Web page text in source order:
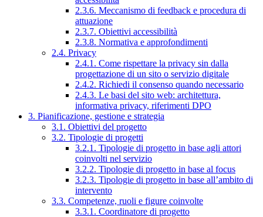
2.3.6. Meccanismo di feedback e procedura di
attuazione
2.3.7. Obiettivi accessibilità
2.3.8. Normativa e approfondimenti
2.4. Privacy
2.4.1. Come rispettare la privacy sin dalla
progettazione di un sito o servizio digitale
2.4.2. Richiedi il consenso quando necessario
2.4.3. Le basi del sito web: architettura,
informativa privacy, riferimenti DPO
3. Pianificazione, gestione e strategia
3.1. Obiettivi del progetto
3.2. Tipologie di progetti
3.2.1. Tipologie di progetto in base agli attori
coinvolti nel servizio
3.2.2. Tipologie di progetto in base al focus
3.2.3. Tipologie di progetto in base all’ambito di
intervento
3.3. Competenze, ruoli e figure coinvolte
3.3.1. Coordinatore di progetto